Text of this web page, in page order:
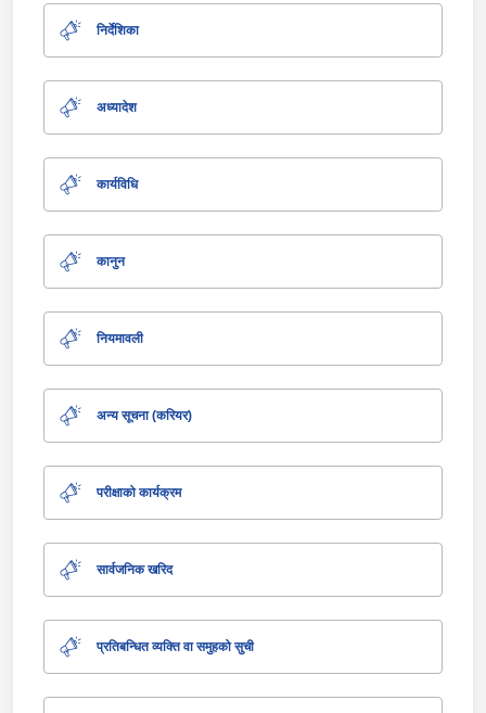
निर्देशिका
अध्यादेश
कार्यविधि
कानुन
नियमावली
अन्य सूचना (करियर)
परीक्षाको कार्यक्रम
सार्वजनिक खरिद
प्रतिबन्धित व्यक्ति वा समुहको सुची